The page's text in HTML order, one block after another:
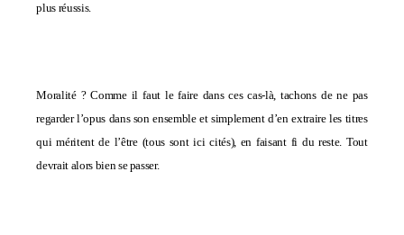
plus réussis.
Moralité ? Comme il faut le faire dans ces cas-là, tachons de ne pas
regarder l’opus dans son ensemble et simplement d’en extraire les titres
qui méritent de l’être (tous sont ici cités), en faisant fi du reste. Tout
devrait alors bien se passer.